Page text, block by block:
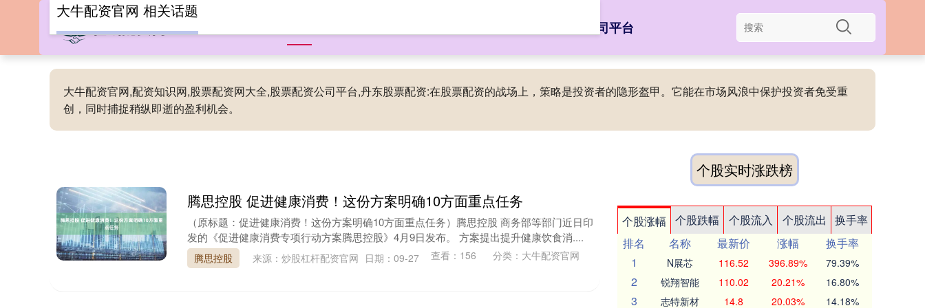
股票配资公司平台
大牛配资官网,配资知识网,股票配资网大全,股票配资公司平台,丹东股票配资:在股票配资的战场上，策略是投资者的隐形盔甲。它能在市场风浪中保护投资者免受重
创，同时捕捉稍纵即逝的盈利机会。
大牛配资官网 相关话题
腾思控股 促进健康消费！这份方案明确10方面重点任务
（原标题：促进健康消费！这份方案明确10方面重点任务）腾思控股 商务部等部门近日印
发的《促进健康消费专项行动方案腾思控股》4月9日发布。 方案提出提升健康饮食消....
腾思控股 来源：炒股杠杆配资官网 日期：09-27 查看： 156 分类： 大牛配资官网
个股实时涨跌榜
个股涨幅 个股跌幅 个股流入 个股流出
换手率
排名
名称 最新价 涨幅
换手率
1
N展芯 116.52 396.89% 79.39%
2 锐翔智能 110.02 20.21% 16.80%
3 志特新材 14.8 20.03% 14.18%